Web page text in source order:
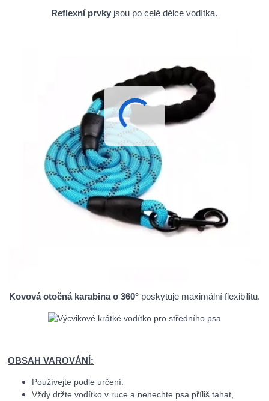
Reflexní prvky jsou po celé délce vodítka.
Kovová otočná karabina o 360°poskytuje maximální flexibilitu.
OBSAH VAROVÁNÍ:
Používejte podle určení.
Vždy držte vodítko v ruce a nenechte psa příliš tahat,